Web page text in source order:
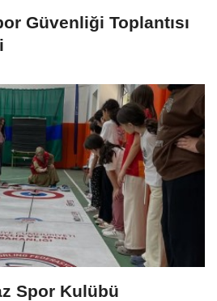
Güvenliği Toplantısı
Spor Kulübü